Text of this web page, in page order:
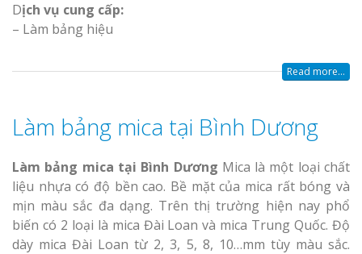
Dịch vụ cung cấp:
– Làm bảng hiệu
Read more...
Làm bảng mica tại Bình Dương
Làm bảng mica tại Bình Dương Mica là một loại chất
liệu nhựa có độ bền cao. Bề mặt của mica rất bóng và
mịn màu sắc đa dạng. Trên thị trường hiện nay phổ
biến có 2 loại là mica Đài Loan và mica Trung Quốc. Độ
dày mica Đài Loan từ 2, 3, 5, 8, 10…mm tùy màu sắc.